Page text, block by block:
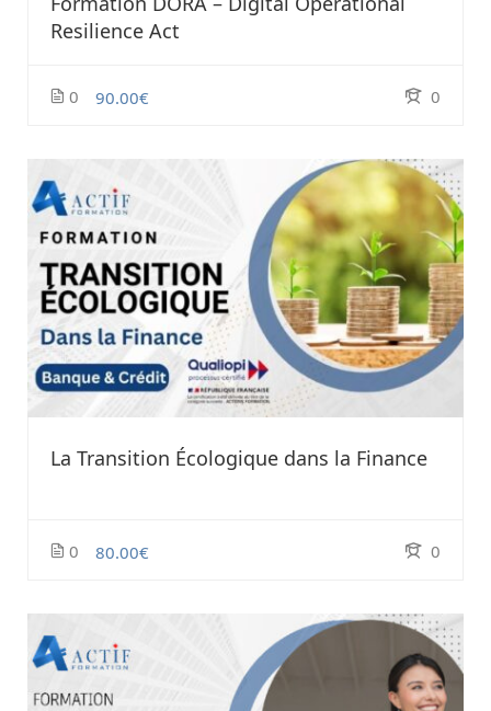
Resilience Act
0 0
90.00€
La Transition Écologique dans la Finance
0 0
80.00€